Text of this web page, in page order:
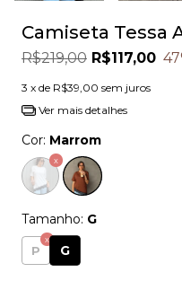
Camiseta Tessa
R$219,00 R$117,00 47
3 x de R$39,00 sem juros
Ver mais detalhes
Cor: Marrom
Tamanho: G
P G